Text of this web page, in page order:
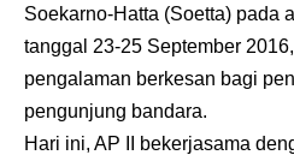
Soekarno-Hatta (Soetta) pada
tanggal 23-25 September
pengalaman berkesan bagi
pengunjung bandara.
Hari ini, AP II bekerjasama